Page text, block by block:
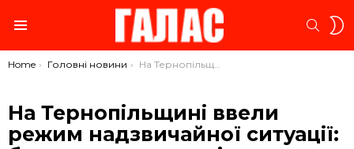
You are here:
Home Головні новини На Тернопільщині ввели режим надзвичайної ситуації: будуть встановлені пости
На Тернопільщині ввели
режим надзвичайної ситуації: